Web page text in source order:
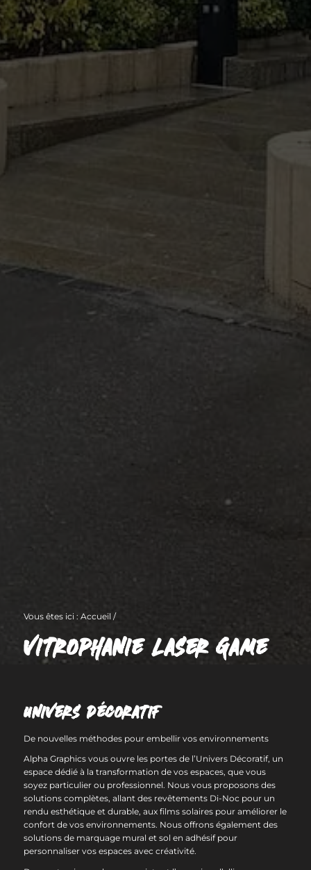
Vous êtes ici : Accueil /
VITROPHANIE LASER GAME
UNIVERS DÉCORATIF
De nouvelles méthodes pour embellir vos environnements
Alpha Graphics vous ouvre les portes de l’Univers Décoratif, un
espace dédié à la transformation de vos espaces, que vous
soyez particulier ou professionnel. Nous vous proposons des
solutions complètes, allant des revêtements Di-Noc pour un
rendu esthétique et durable, aux films solaires pour améliorer le
confort de vos environnements. Nous offrons également des
solutions de marquage mural et sol en adhésif pour
personnaliser vos espaces avec créativité.